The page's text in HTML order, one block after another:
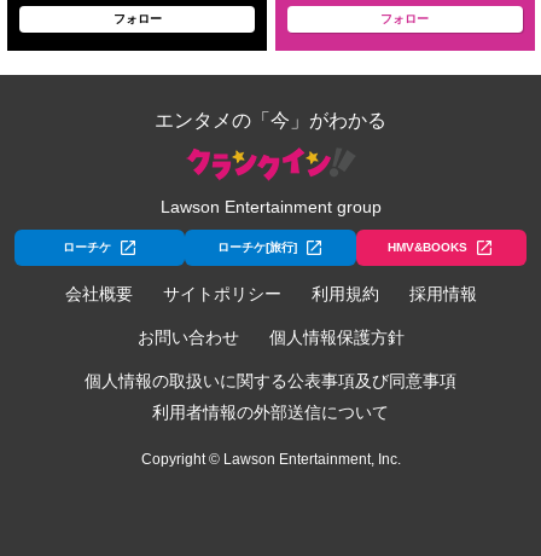
フォロー フォロー
エンタメの「今」がわかる
Lawson Entertainment group
ローチケ ローチケ[旅行] HMV&BOOKS
会社概要 サイトポリシー 利用規約 採用情報
お問い合わせ 個人情報保護方針
個人情報の取扱いに関する公表事項及び同意事項
利用者情報の外部送信について
Copyright © Lawson Entertainment, Inc.